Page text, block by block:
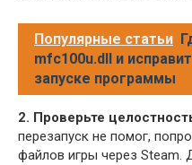
Популярные статьи
mfc100u.dll и
запуске программы
2. Проверьте
перезапуск не помог,
файлов игры через Steam.